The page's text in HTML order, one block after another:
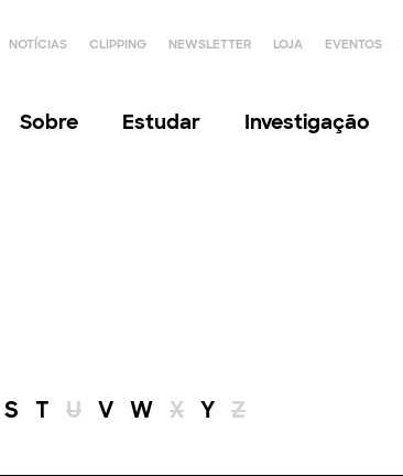
NOTÍCIAS CLIPPING NEWSLETTER LOJA EVENTOS
Sobre Estudar Investigação
S T U V W X Y Z